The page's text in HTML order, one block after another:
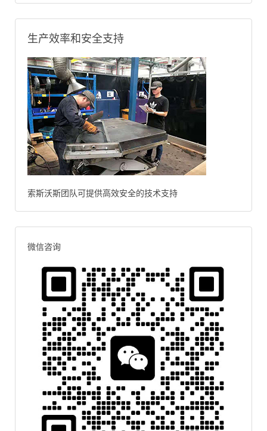
生产效率和安全支持
索斯沃斯团队可提供高效安全的技术支持
微信咨询